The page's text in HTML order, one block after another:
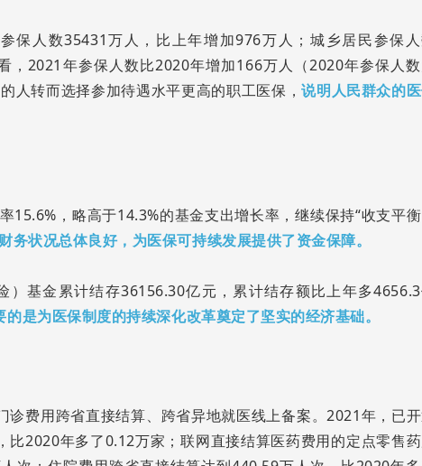
保人数35431万人，比上年增加976万人；城乡居民参保
，2021年参保人数比2020年增加166万人（2020年参保人
人转而选择参加待遇水平更高的职工医保，说明人民群众的
，略高于14.3%的基金支出增长率，继续保持“收支平衡
务状况总体良好，为医保可持续发展提供了资金保障。
基金累计结存36156.30亿元，累计结存额比上年多
是为医保制度的持续深化改革奠定了坚实的经济基础。
费用跨省直接结算、跨省异地就医线上备案。2021年，已
2020年多了0.12万家；联网直接结算医药费用的定点零售